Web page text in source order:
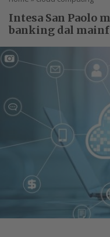
Intesa San Paolo
banking dal